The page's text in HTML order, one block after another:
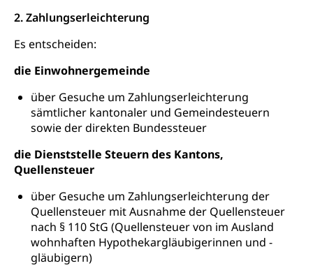
2. Zahlungserleichterung
Es entscheiden:
die Einwohnergemeinde
über Gesuche um Zahlungserleichterung
sämtlicher kantonaler und Gemeindesteuern
sowie der direkten Bundessteuer
die Dienststelle Steuern des Kantons,
Quellensteuer
über Gesuche um Zahlungserleichterung der
Quellensteuer mit Ausnahme der Quellensteuer
nach § 110 StG (Quellensteuer von im Ausland
wohnhaften Hypothekargläubigerinnen und -
gläubigern)
Staatsarchiv Luzern
Zentral- und Hochschulbibliothek
Archiv der Denkmalpflege
Kulturelle Einrichtungen
Museen, Theater, Bibliotheken
Dienststelle Kultur
Kunst & Kultur (Luzern Tourismus)
Kulturförderung
Kulturpolitik, Sprachförderung, Denkmalpflege,
kulturelles Angebot, Kulturerbe, kulturelles Erbe,
Nachwuchsförderung, Vermittlung, Selektive
Förderung, Kulturausschreibungen, Kulturpreis,
Werkbeitrag, Produktionsbeitrag, Recherche,
Bildende Kunst, Angewandte Kunst, Theater/Tanz,
Musik, Entwicklung, Programmbeiträge,
Werkankäufe, Kunstankäufe, Kunst und Bau, Schule
und Kultur, Kulturgesuche, Kulturvermittlung
Kulturförderung und Vermittlung
Angebote für Schulklassen